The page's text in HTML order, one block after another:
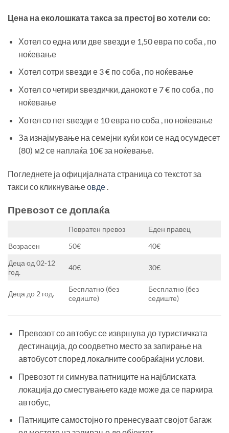
Цена на еколошката такса за престој во хотели со:
Хотел со една или две ѕвезди е 1,50 евра по соба , по
ноќевање
Хотел сотри ѕвезди е 3 € по соба , по ноќевање
Хотел со четири ѕвездички, данокот е 7 € по соба , по
ноќевање
Хотел со пет ѕвезди е 10 евра по соба , по ноќевање
За изнајмување на семејни куќи кои се над осумдесет
(80) м2 се наплаќа 10€ за ноќевање.
Погледнете ја официјалната страница со текстот за
такси со кликнувањеовде.
Превозот се доплаќа
Повратен превоз
Еден правец
Возрасен
50€
40€
Деца од 02-12
год.
40€ 30€
Деца до 2 год.
Бесплатно (без
седиште)
Бесплатно (без
седиште)
Превозот со автобус се извршува до туристичката
дестинација, до соодветно место за запирање на
автобусот според локалните сообраќајни услови.
Превозот ги симнува патниците на најблиската
локација до сместувањето каде може да се паркира
автобус,
Патниците самостојно го пренесуваат својот багаж